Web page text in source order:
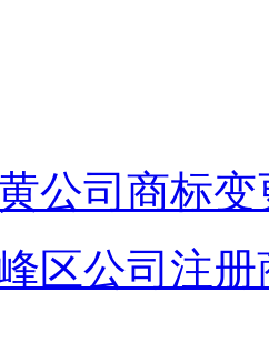
公司商标
区公司注